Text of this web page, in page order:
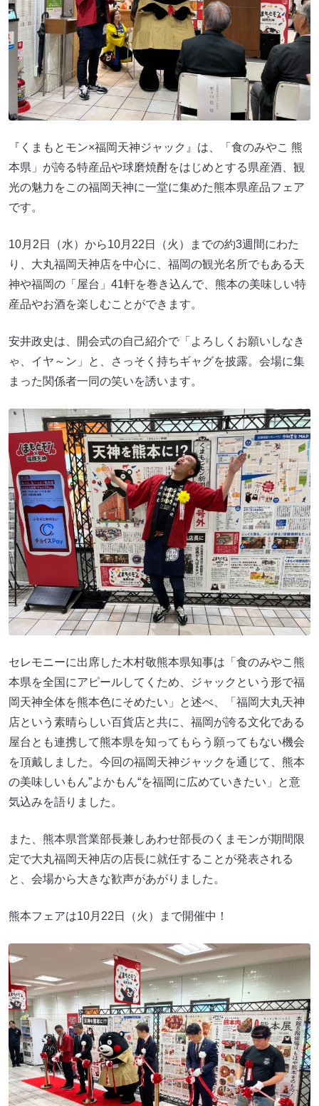
『くまもとモン×福岡天神ジャック』は、「食のみやこ 熊
本県」が誇る特産品や球磨焼酎をはじめとする県産酒、観
光の魅力をこの福岡天神に一堂に集めた熊本県産品フェア
です。
10月2日（水）から10月22日（火）までの約3週間にわた
り、大丸福岡天神店を中心に、福岡の観光名所でもある天
神や福岡の「屋台」41軒を巻き込んで、熊本の美味しい特
産品やお酒を楽しむことができます。
安井政史は、開会式の自己紹介で「よろしくお願いしなき
ゃ、イヤ～ン」と、さっそく持ちギャグを披露。会場に集
まった関係者一同の笑いを誘います。
セレモニーに出席した木村敬熊本県知事は「食のみやこ熊
本県を全国にアピールしてくため、ジャックという形で福
岡天神全体を熊本色にそめたい」と述べ、「福岡大丸天神
店という素晴らしい百貨店と共に、福岡が誇る文化である
屋台とも連携して熊本県を知ってもらう願ってもない機会
を頂戴しました。今回の福岡天神ジャックを通じて、熊本
の美味しいもん”よかもん“を福岡に広めていきたい」と意
気込みを語りました。
また、熊本県営業部長兼しあわせ部長のくまモンが期間限
定で大丸福岡天神店の店長に就任することが発表される
と、会場から大きな歓声があがりました。
熊本フェアは10月22日（火）まで開催中！